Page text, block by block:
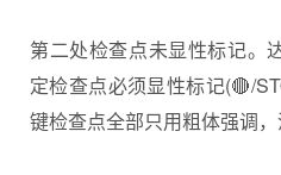
第二处检查点未显性标记。
定检查点必须显性标记(🔴/
键检查点全部只用粗体强调，